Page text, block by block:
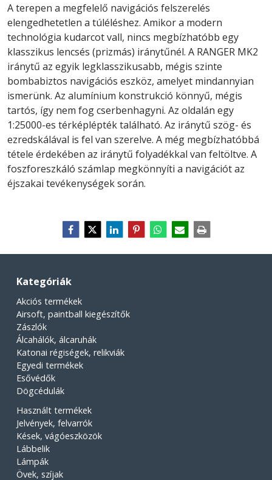
A terepen a megfelelő navigációs felszerelés
elengedhetetlen a túléléshez. Amikor a modern
technológia kudarcot vall, nincs megbízhatóbb egy
klasszikus lencsés (prizmás) iránytűnél. A RANGER MK2
iránytű az egyik legklasszikusabb, mégis szinte
bombabiztos navigációs eszköz, amelyet mindannyian
ismerünk. Az alumínium konstrukció könnyű, mégis
tartós, így nem fog cserbenhagyni. Az oldalán egy
1:25000-es térképlépték található. Az iránytű szög- és
ezredskálával is fel van szerelve. A még megbízhatóbbá
tétele érdekében az iránytű folyadékkal van feltöltve. A
foszforeszkáló számlap megkönnyíti a navigációt az
éjszakai tevékenységek során.
Kategóriák
Akciós termékek
Airsoft, paintball kiegészítők
Zászlók
Álcahálók, álcaruhák
Katonai régiségek, relikviák
Egyedi termékek
Esővédők
Dögcédulák
Használt termékek
Jelvények, felvarrók
Kések, vágóeszközök
Lábbelik
Lámpák
Övek, szíjak